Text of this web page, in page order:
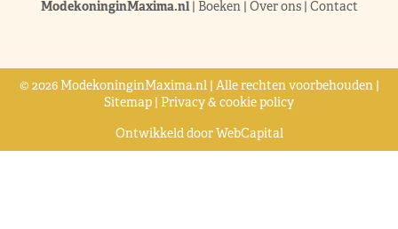
ModekoninginMaxima.nl| Boeken| Over ons| Contact
© 2026 ModekoninginMaxima.nl | Alle rechten voorbehouden |
Sitemap | Privacy & cookie policy
Ontwikkeld doorWebCapital